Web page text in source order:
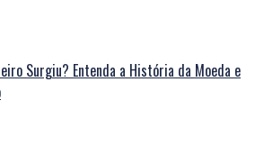
Surgiu? Entenda a História da Moeda e